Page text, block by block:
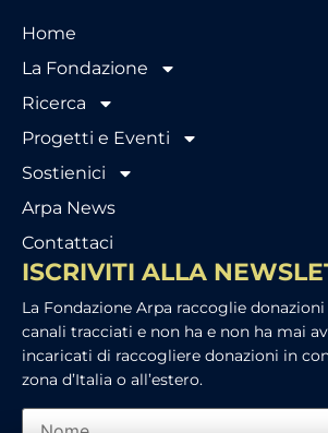
Home
La Fondazione
Ricerca
Progetti e Eventi
Sostienici
Arpa News
Contattaci
ISCRIVITI ALLA
La Fondazione Arpa raccoglie
canali tracciati e non ha e non ha mai
incaricati di raccogliere donazioni in
zona d’Italia o all’estero.